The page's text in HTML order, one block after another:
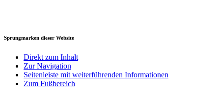
Sprungmarken dieser Website
Direkt zum Inhalt
Zur Navigation
Seitenleiste mit weiterführenden Informationen
Zum Fußbereich